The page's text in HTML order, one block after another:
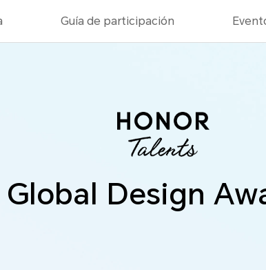
Guía de participación
Global Design